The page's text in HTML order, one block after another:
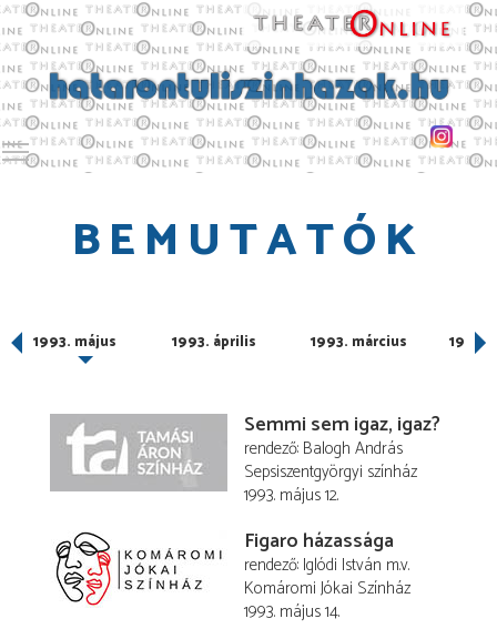
Toggle main menu visibility
BEMUTATÓK
1993. május 1993. április 1993. március 1993.
Semmi sem igaz, igaz?
rendező Balogh András
Sepsiszentgyörgyi színház
1993. május 12.
Figaro házassága
rendező Iglódi István m.v.
Komáromi Jókai Színház
1993. május 14.